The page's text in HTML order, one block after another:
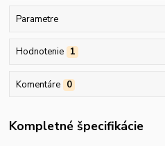
Parametre
Hodnotenie 1
Komentáre 0
Kompletné špecifikácie